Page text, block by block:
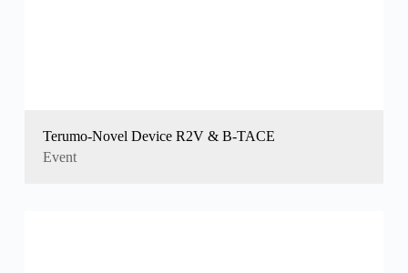
Terumo-Novel Device R2V & B-TACE
Event